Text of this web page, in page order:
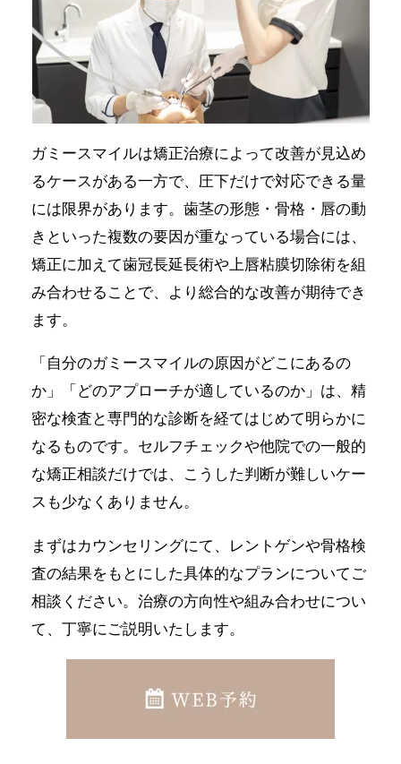
ガミースマイルは矯正治療によって改善が見込め
るケースがある一方で、圧下だけで対応できる量
には限界があります。歯茎の形態・骨格・唇の動
きといった複数の要因が重なっている場合には、
矯正に加えて歯冠長延長術や上唇粘膜切除術を組
み合わせることで、より総合的な改善が期待でき
ます。
「自分のガミースマイルの原因がどこにあるの
か」「どのアプローチが適しているのか」は、精
密な検査と専門的な診断を経てはじめて明らかに
なるものです。セルフチェックや他院での一般的
な矯正相談だけでは、こうした判断が難しいケー
スも少なくありません。
まずはカウンセリングにて、レントゲンや骨格検
査の結果をもとにした具体的なプランについてご
相談ください。治療の方向性や組み合わせについ
て、丁寧にご説明いたします。